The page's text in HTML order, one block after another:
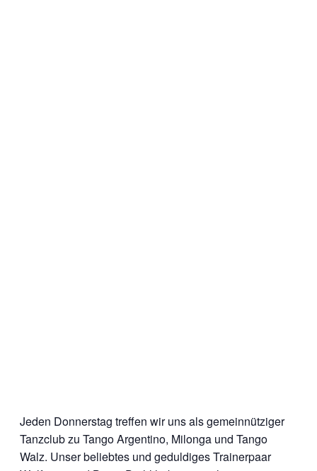
Jeden Donnerstag treffen wir uns als gemeinnütziger
Tanzclub zu Tango Argentino, Milonga und Tango
Walz. Unser beliebtes und geduldiges Trainerpaar